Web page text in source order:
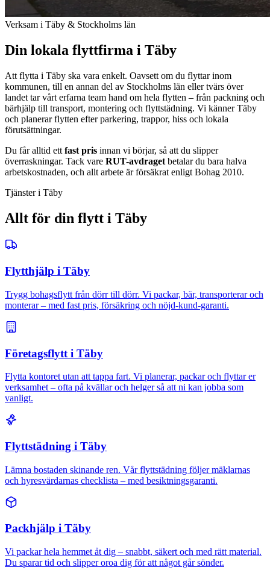
Verksam i Täby & Stockholms län
Din lokala flyttfirma i Täby
Att flytta i Täby ska vara enkelt. Oavsett om du flyttar inom
kommunen, till en annan del av Stockholms län eller tvärs över
landet tar vårt erfarna team hand om hela flytten – från packning och
bärhjälp till transport, montering och flyttstädning. Vi känner Täby
och planerar flytten efter parkering, trappor, hiss och lokala
förutsättningar.
Du får alltid ett fast pris innan vi börjar, så att du slipper
överraskningar. Tack vare RUT-avdraget betalar du bara halva
arbetskostnaden, och allt arbete är försäkrat enligt Bohag 2010.
Tjänster i Täby
Allt för din flytt i Täby
Flytthjälp i Täby
Trygg bohagsflytt från dörr till dörr. Vi packar, bär, transporterar och
monterar – med fast pris, försäkring och nöjd-kund-garanti.
Företagsflytt i Täby
Flytta kontoret utan att tappa fart. Vi planerar, packar och flyttar er
verksamhet – ofta på kvällar och helger så att ni kan jobba som
vanligt.
Flyttstädning i Täby
Lämna bostaden skinande ren. Vår flyttstädning följer mäklarnas
och hyresvärdarnas checklista – med besiktningsgaranti.
Packhjälp i Täby
Vi packar hela hemmet åt dig – snabbt, säkert och med rätt material.
Du sparar tid och slipper oroa dig för att något går sönder.